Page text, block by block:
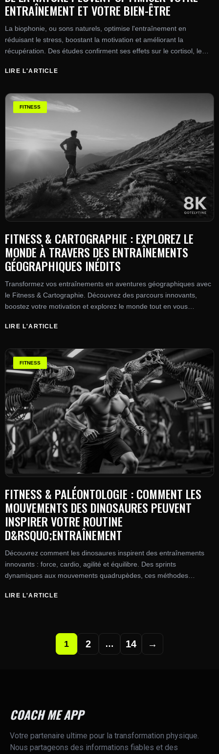
ENTRAÎNEMENT ET VOTRE BIEN-ÊTRE
La biophonie, ou sons naturels, optimise l'entraînement en
réduisant le stress, boostant la motivation et améliorant la
récupération. Des études confirment ses effets sur le cortisol, le
LIRE L'ARTICLE
FITNESS
FITNESS & CARTOGRAPHIE : EXPLOREZ LE
MONDE À TRAVERS DES ENTRAÎNEMENTS
GÉOGRAPHIQUES INÉDITS
Transformez vos entraînements en aventures géographiques avec
le Fitness & Cartographie. Découvrez des parcours innovants,
boostez votre motivation et explorez le monde tout en vous
LIRE L'ARTICLE
FITNESS
FITNESS & PALÉONTOLOGIE : COMMENT LES
MOUVEMENTS DES DINOSAURES PEUVENT
INSPIRER VOTRE ROUTINE
D&RSQUO;ENTRAÎNEMENT
Découvrez comment les dinosaures inspirent des entraînements
innovants : force, cardio, agilité et équilibre. Des sprints
dynamiques aux mouvements quadrupèdes, ces méthodes
LIRE L'ARTICLE
1 2 … 14 →
COACH ME APP
Votre partenaire ultime pour la transformation physique.
Nous partageons des informations fiables et des